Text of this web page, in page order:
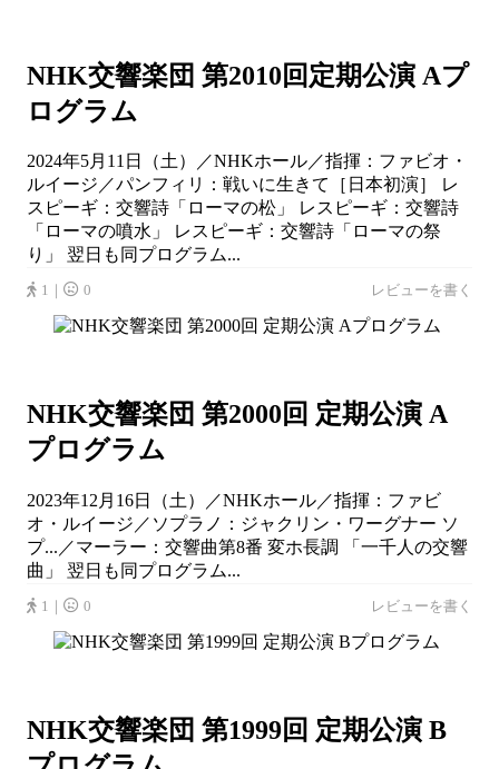
NHK交響楽団 第2010回定期公演 Aプ
ログラム
2024年5月11日（土）／NHKホール／指揮：ファビオ・
ルイージ／パンフィリ：戦いに生きて［日本初演］ レ
スピーギ：交響詩「ローマの松」 レスピーギ：交響詩
「ローマの噴水」 レスピーギ：交響詩「ローマの祭
り」 翌日も同プログラム...
1｜ 0 レビューを書く
NHK交響楽団 第2000回 定期公演 A
プログラム
2023年12月16日（土）／NHKホール／指揮：ファビ
オ・ルイージ／ソプラノ：ジャクリン・ワーグナー ソ
プ...／マーラー：交響曲第8番 変ホ長調 「一千人の交響
曲」 翌日も同プログラム...
1｜ 0 レビューを書く
NHK交響楽団 第1999回 定期公演 B